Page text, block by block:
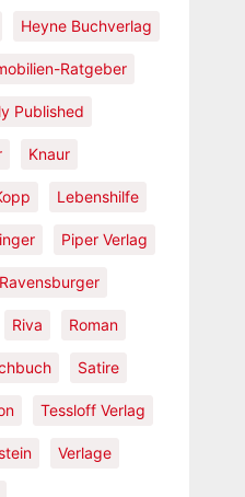
Heyne Buchverlag
Ratgeber
Published
Knaur
Lebenshilfe
Piper Verlag
Ravensburger
Riva Roman
Satire
Tessloff Verlag
Verlage